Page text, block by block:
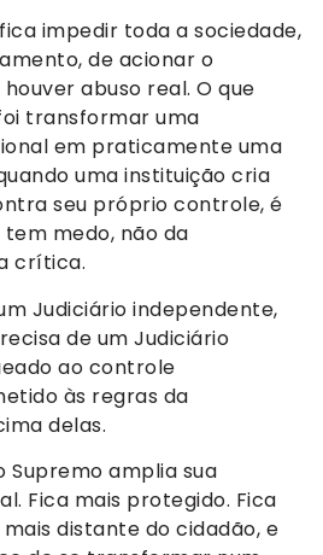
impedir toda a sociedade,
de acionar o
abuso real. O que
transformar uma
em praticamente uma
uma instituição cria
seu próprio controle, é
medo, não da
crítica.
Judiciário independente,
de um Judiciário
ao controle
às regras da
delas.
Supremo amplia sua
Fica mais protegido. Fica
distante do cidadão, e